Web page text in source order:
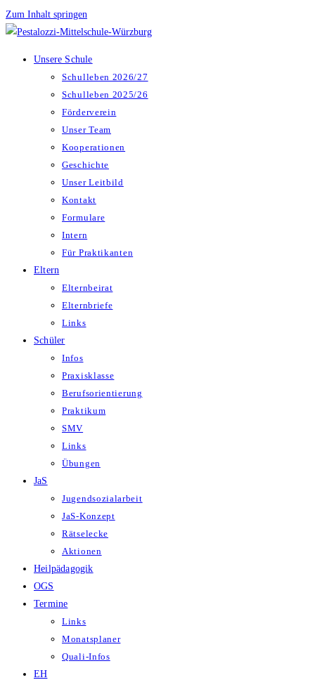
Zum Inhalt springen
Unsere Schule
Schulleben 2026/27
Schulleben 2025/26
Förderverein
Unser Team
Kooperationen
Geschichte
Unser Leitbild
Kontakt
Formulare
Intern
Für Praktikanten
Eltern
Elternbeirat
Elternbriefe
Links
Schüler
Infos
Praxisklasse
Berufsorientierung
Praktikum
SMV
Links
Übungen
JaS
Jugendsozialarbeit
JaS-Konzept
Rätselecke
Aktionen
Heilpädagogik
OGS
Termine
Links
Monatsplaner
Quali-Infos
EH